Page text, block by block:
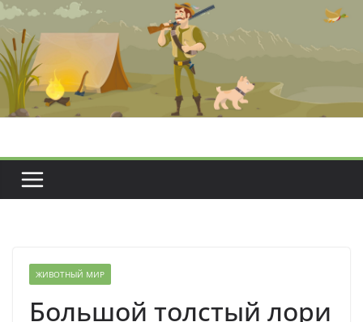
Перейти
содержимому
ЖИВОТНЫЙ МИР
Большой толстый лори